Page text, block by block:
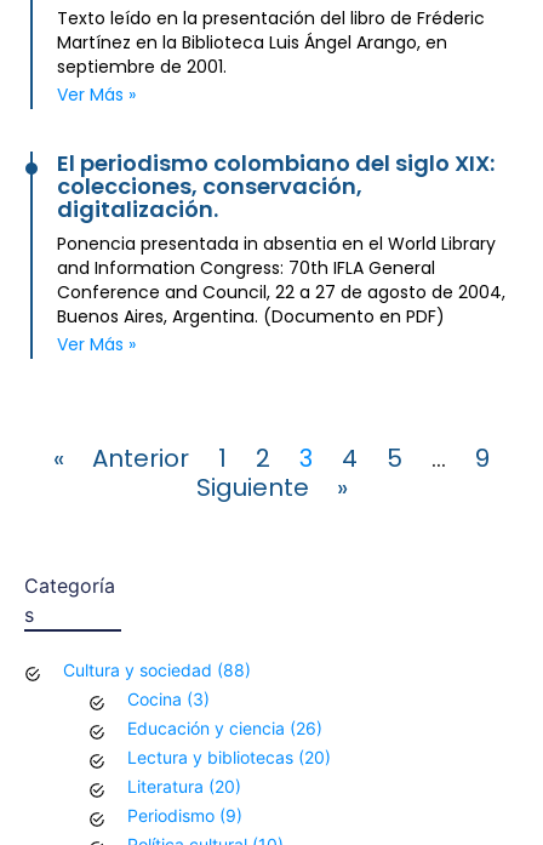
Texto leído en la presentación del libro de Fréderic
Martínez en la Biblioteca Luis Ángel Arango, en
septiembre de 2001.
Ver Más »
El periodismo colombiano del siglo XIX:
colecciones, conservación,
digitalización.
Ponencia presentada in absentia en el World Library
and Information Congress: 70th IFLA General
Conference and Council, 22 a 27 de agosto de 2004,
Buenos Aires, Argentina. (Documento en PDF)
Ver Más »
« Anterior 1 2 3 4 5 …
9
Siguiente »
Categoría
s
Cultura y sociedad (88)
Cocina (3)
Educación y ciencia (26)
Lectura y bibliotecas (20)
Literatura (20)
Periodismo (9)